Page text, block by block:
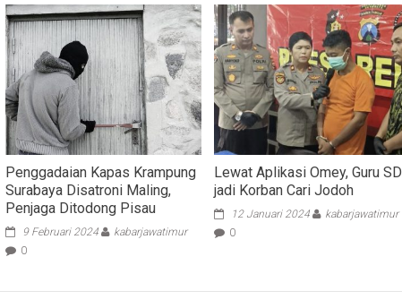
Penggadaian Kapas Krampung
Surabaya Disatroni Maling,
Penjaga Ditodong Pisau
9 Februari 2024
kabarjawatimur
0
Lewat Aplikasi Omey, Guru SD
jadi Korban Cari Jodoh
12 Januari 2024
kabarjawatimur
0